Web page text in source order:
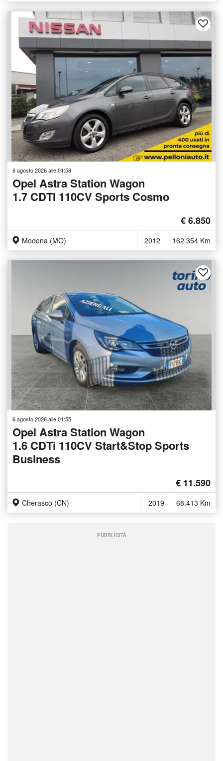
6 agosto 2026 alle 01:58
Opel Astra Station Wagon
1.7 CDTI 110CV Sports Cosmo
€ 6.850
Modena (MO) 2012 162.354 Km
6 agosto 2026 alle 01:55
Opel Astra Station Wagon
1.6 CDTi 110CV Start&Stop Sports
Business
€ 11.590
Cherasco (CN) 2019 68.413 Km
PUBBLICITÀ